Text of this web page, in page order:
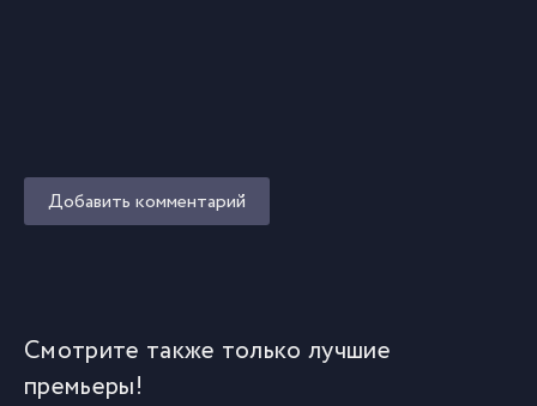
Добавить комментарий
Смотрите также только лучшие
премьеры!